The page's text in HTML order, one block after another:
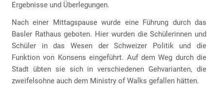
Ergebnisse und Überlegungen.
Nach einer Mittagspause wurde eine Führung durch das
Basler Rathaus geboten. Hier wurden die Schülerinnen und
Schüler in das Wesen der Schweizer Politik und die
Funktion von Konsens eingeführt. Auf dem Weg durch die
Stadt übten sie sich in verschiedenen Gehvarianten, die
zweifelsohne auch dem Ministry of Walks gefallen hätten.